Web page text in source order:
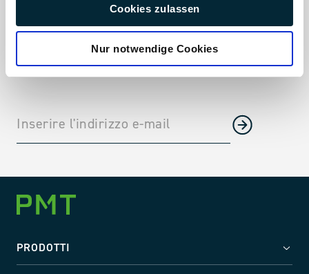
Cookies zulassen
Nur notwendige Cookies
Progetti in corso e notizie sui progetti
Le tendenze del settore direttamente nella vostra casella
Notizie sull'azienda, fiere e molto altro ancora
PRODOTTI